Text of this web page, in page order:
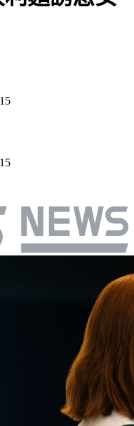
麵誘惑女